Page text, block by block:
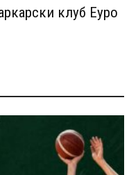
клуб Еуро